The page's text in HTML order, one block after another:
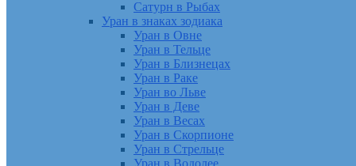
Сатурн в Рыбах
Уран в знаках зодиака
Уран в Овне
Уран в Тельце
Уран в Близнецах
Уран в Раке
Уран во Льве
Уран в Деве
Уран в Весах
Уран в Скорпионе
Уран в Стрельце
Уран в Водолее